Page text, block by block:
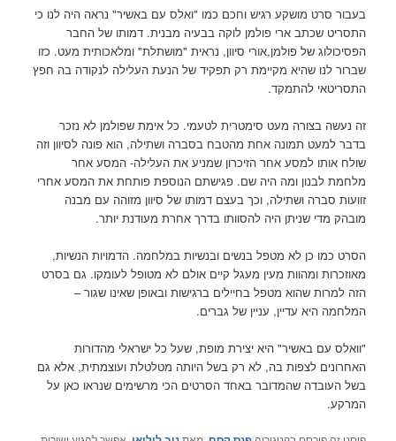
בעבור סרט מושקע רגיש וחכם כמו "ואלס עם באשיר" נראה היה לנו כי
התסריט שכתב ארי פולמן לוקה בבעיה מבנית. דמותו של החבר
הפסיכולוג של פולמן,אורי סיוון, נראית "מושתלת" ומלאכותית מעט. כזו
שברור לנו שהיא מקיימת רק תפקיד של הנעת העלילה לנקודה בה חפץ
התסריטאי להתמקד.
זה נעשה בצורה מעט סימטרית לטעמי. כל אימת שפולמן לא נזכר
בדבר למעט תמונה אחת מהטבח בסברה ושתילה, הוא פונה לסיוון וזה
שולח אותו למסע אחר הזיכרון שמניע את העלילה- המסע אחר
מלחמת לבנון ומה היה שם. פגישתם הנוספת פותחת את המסע אחרי
זוועות סברה ושתילה, וכך בעצם דמותו של סיוון מזוהה עם מבנה
מובהק מדי שניתן היה להסוותו בדרך אחרת מעודנת יותר.
הסרט כמו כן לא מטפל בנשים ובנשיות במלחמה. הדמויות הנשיות,
מאוזכרות ומהוות מעין מעגל קיים אולם לא מטופל לעומקו. גם בסרט
הזה למרות שהוא מטפל בחיילים ברגישות ובאופן שאינו שגור –
המלחמה היא עדיין, עניין של גברים.
"וואלס עם באשיר" היא יצירת מופת, שעל כל ישראלי מהדורות
האחרונים לצפות בה, לא רק בשל היותה מטלטלת ועוצמתית, אלא גם
בשל העובדה שהמדובר באחד הסרטים הכי מרשימים שנראו כאן על
המרקע.